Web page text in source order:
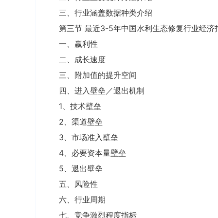
三、行业涵盖数据种类介绍
第三节 最近3-5年中国水利生态修复行业经济
一、赢利性
二、成长速度
三、附加值的提升空间
四、进入壁垒／退出机制
1、技术壁垒
2、渠道壁垒
3、市场准入壁垒
4、必要资本量壁垒
5、退出壁垒
五、风险性
六、行业周期
七、竞争激烈程度指标